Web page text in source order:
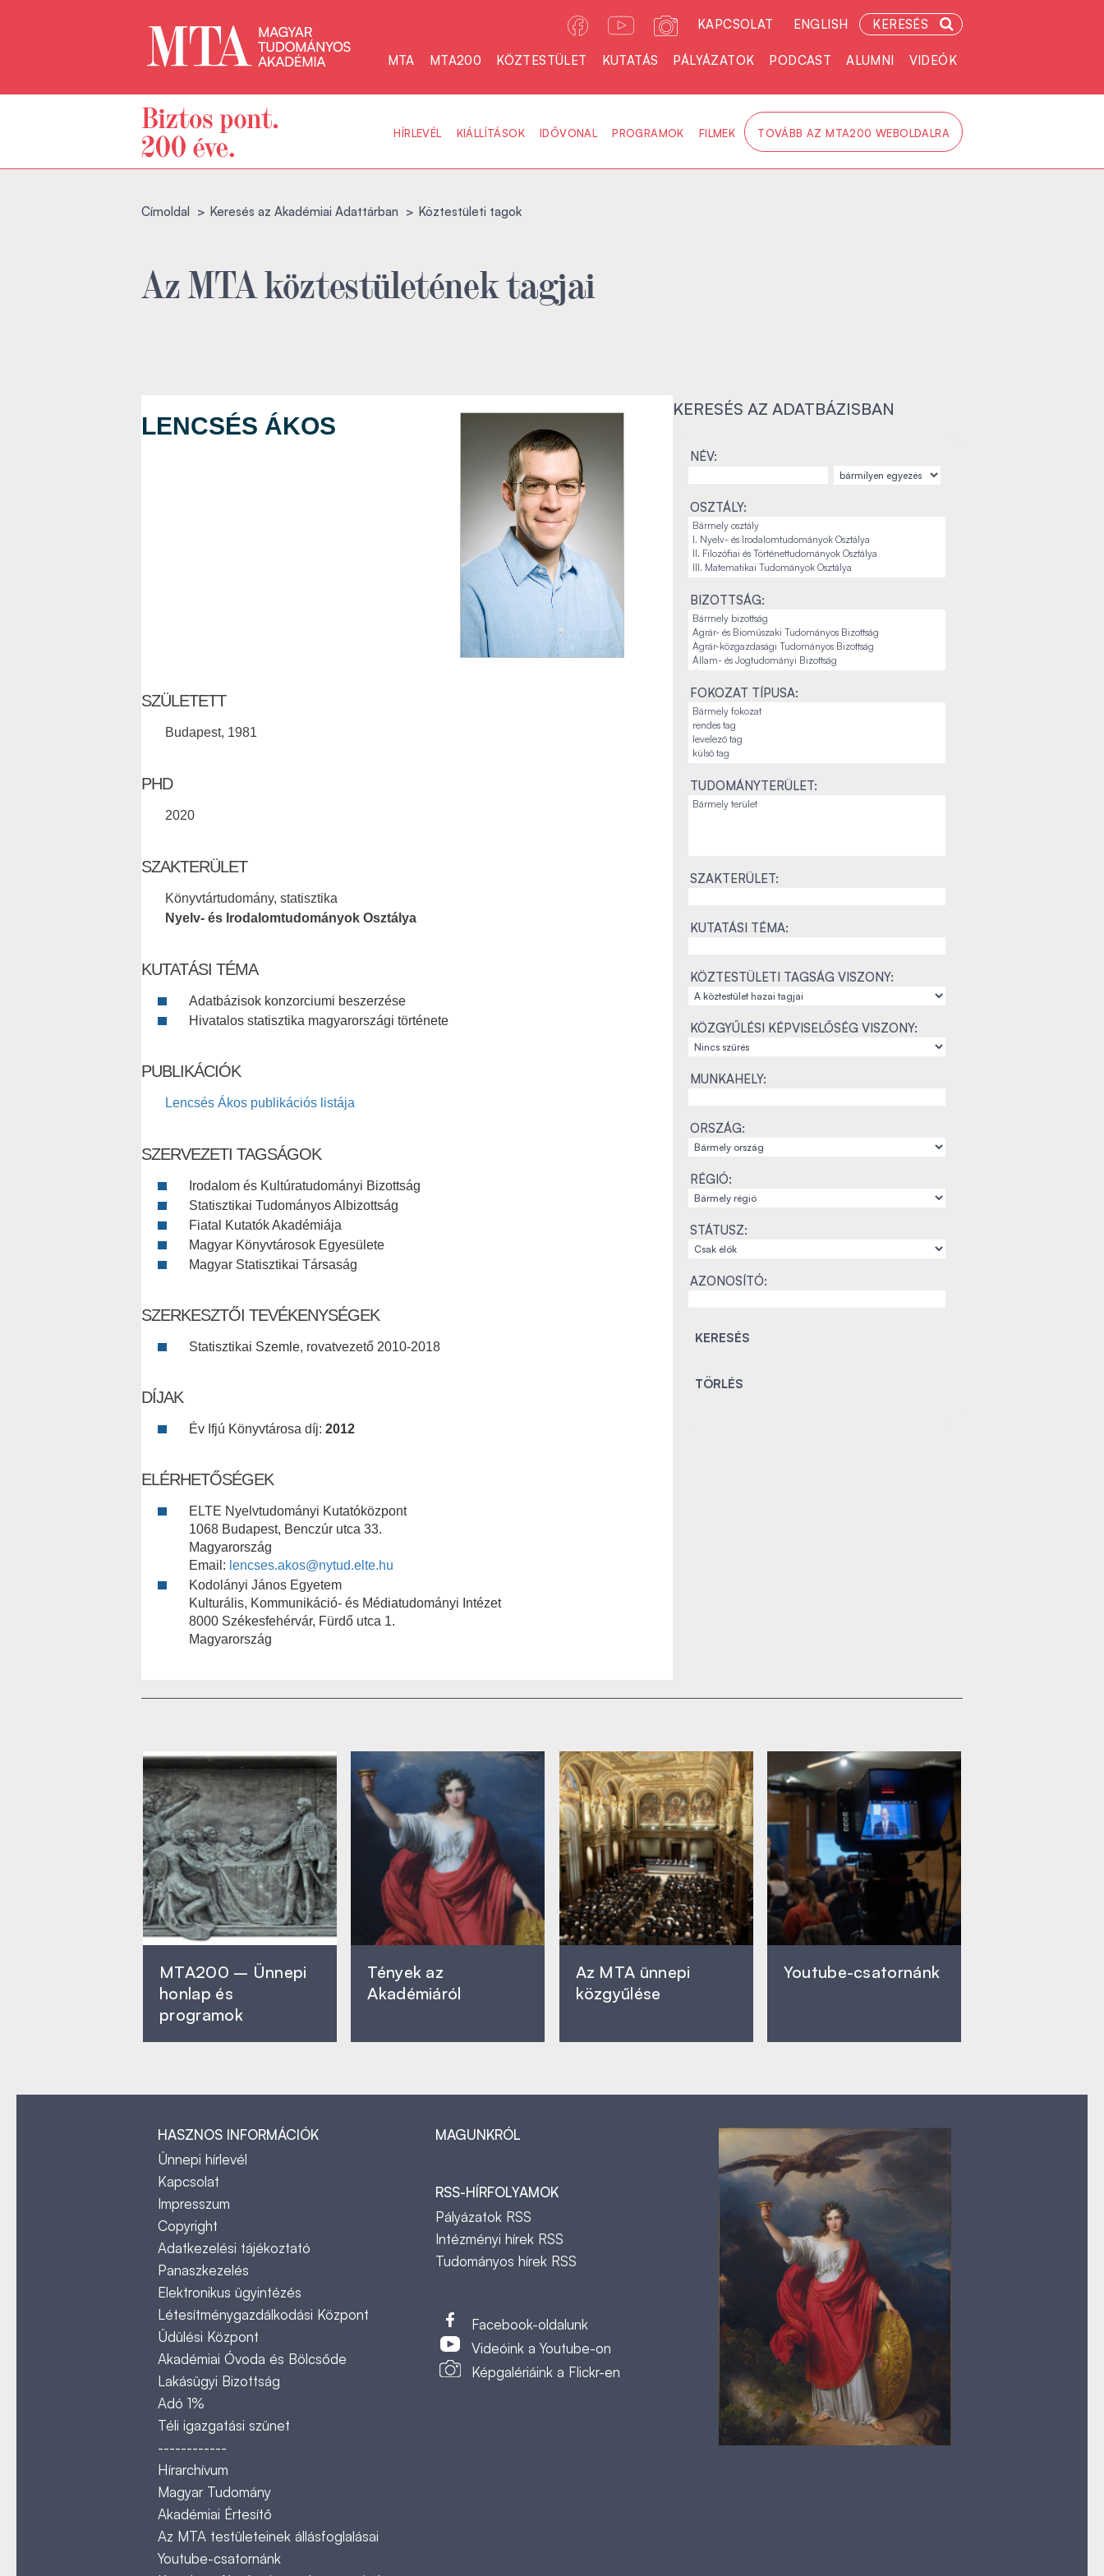
KAPCSOLAT ENGLISH KERESÉS
MTA MTA200 KÖZTESTÜLET KUTATÁS PÁLYÁZATOK PODCAST ALUMNI VIDEÓK
HÍRLEVÉL KIÁLLÍTÁSOK IDŐVONAL PROGRAMOK FILMEK TOVÁBB AZ MTA200 WEBOLDALRA
Címoldal Keresés az Akadémiai Adattárban Köztestületi tagok
Az MTA köztestületének tagjai
LENCSÉS ÁKOS
SZÜLETETT
Budapest, 1981
PHD
2020
SZAKTERÜLET
Könyvtártudomány, statisztika
Nyelv- és Irodalomtudományok Osztálya
KUTATÁSI TÉMA
Adatbázisok konzorciumi beszerzése
Hivatalos statisztika magyarországi története
PUBLIKÁCIÓK
Lencsés Ákos publikációs listája
SZERVEZETI TAGSÁGOK
Irodalom és Kultúratudományi Bizottság
Statisztikai Tudományos Albizottság
Fiatal Kutatók Akadémiája
Magyar Könyvtárosok Egyesülete
Magyar Statisztikai Társaság
SZERKESZTŐI TEVÉKENYSÉGEK
Statisztikai Szemle, rovatvezető 2010-2018
DÍJAK
Év Ifjú Könyvtárosa díj: 2012
ELÉRHETŐSÉGEK
ELTE Nyelvtudományi Kutatóközpont
1068 Budapest, Benczúr utca 33.
Magyarország
Email: lencses.akos@nytud.elte.hu
Kodolányi János Egyetem
Kulturális, Kommunikáció- és Médiatudományi Intézet
8000 Székesfehérvár, Fürdő utca 1.
Magyarország
KERESÉS AZ ADATBÁZISBAN
NÉV:
OSZTÁLY:
BIZOTTSÁG:
FOKOZAT TÍPUSA:
TUDOMÁNYTERÜLET:
SZAKTERÜLET:
KUTATÁSI TÉMA:
KÖZTESTÜLETI TAGSÁG VISZONY:
KÖZGYŰLÉSI KÉPVISELŐSÉG VISZONY:
MUNKAHELY:
ORSZÁG:
RÉGIÓ:
STÁTUSZ:
AZONOSÍTÓ:
MTA200 – Ünnepi
honlap és
programok
Tények az
Akadémiáról
Az MTA ünnepi
közgyűlése
Youtube-csatornánk
HASZNOS INFORMÁCIÓK
Ünnepi hírlevél
Kapcsolat
Impresszum
Copyright
Adatkezelési tájékoztató
Panaszkezelés
Elektronikus ügyintézés
Létesítménygazdálkodási Központ
Üdülési Központ
Akadémiai Óvoda és Bölcsőde
Lakásügyi Bizottság
Adó 1%
Téli igazgatási szünet
------------
Hírarchívum
Magyar Tudomány
Akadémiai Értesítő
Az MTA testületeinek állásfoglalásai
Youtube-csatornánk
MAGUNKRÓL
RSS-HÍRFOLYAMOK
Pályázatok RSS
Intézményi hírek RSS
Tudományos hírek RSS
Facebook-oldalunk
Videóink a Youtube-on
Képgalériáink a Flickr-en